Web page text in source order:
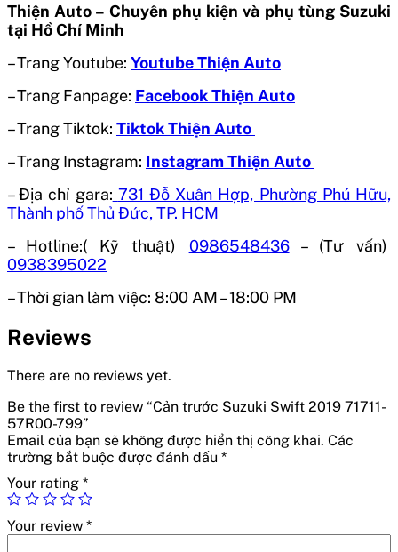
Thiện Auto – Chuyên phụ kiện và phụ tùng Suzuki
tại Hồ Chí Minh
– Trang Youtube: Youtube Thiện Auto
– Trang Fanpage: Facebook Thiện Auto
– Trang Tiktok: Tiktok Thiện Auto
– Trang Instagram: Instagram Thiện Auto
– Địa chỉ gara: 731 Đỗ Xuân Hợp, Phường Phú Hữu,
Thành phố Thủ Đức, TP. HCM
– Hotline:( Kỹ thuật) 0986548436– (Tư vấn)
0938395022
– Thời gian làm việc: 8:00 AM – 18:00 PM
Reviews
There are no reviews yet.
Be the first to review “Cản trước Suzuki Swift 2019 71711-
57R00-799”
Email của bạn sẽ không được hiển thị công khai. Các
trường bắt buộc được đánh dấu *
Your rating *
Your review *